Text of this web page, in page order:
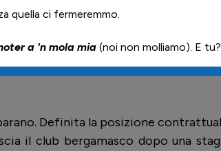
Savorani
Definita la posizione
il club bergamasco dopo una
quella ci fermeremmo.
a 'n mola mia (noi non molliamo). E tu?